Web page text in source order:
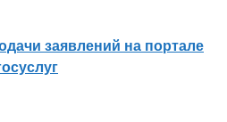
заявлений на портале